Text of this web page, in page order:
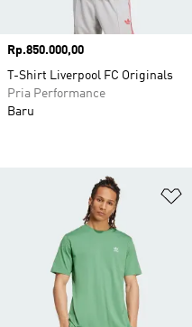
Harga
Rp.850.000,00
T-Shirt Liverpool FC Originals
Pria Performance
Baru